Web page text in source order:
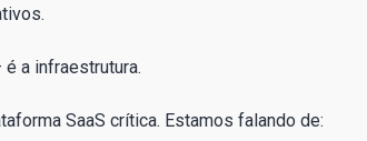
a infraestrutura.
SaaS crítica. Estamos falando de: